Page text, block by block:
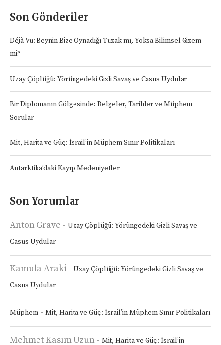
Son Gönderiler
Déjà Vu: Beynin Bize Oynadığı Tuzak mı, Yoksa Bilimsel Gizem
mi?
Uzay Çöplüğü: Yörüngedeki Gizli Savaş ve Casus Uydular
Bir Diplomanın Gölgesinde: Belgeler, Tarihler ve Müphem
Sorular
Mit, Harita ve Güç: İsrail’in Müphem Sınır Politikaları
Antarktika’daki Kayıp Medeniyetler
Son Yorumlar
Anton Grave - Uzay Çöplüğü: Yörüngedeki Gizli Savaş ve
Casus Uydular
Kamula Araki - Uzay Çöplüğü: Yörüngedeki Gizli Savaş ve
Casus Uydular
Müphem - Mit, Harita ve Güç: İsrail’in Müphem Sınır Politikaları
Mehmet Kasım Uzun - Mit, Harita ve Güç: İsrail’in